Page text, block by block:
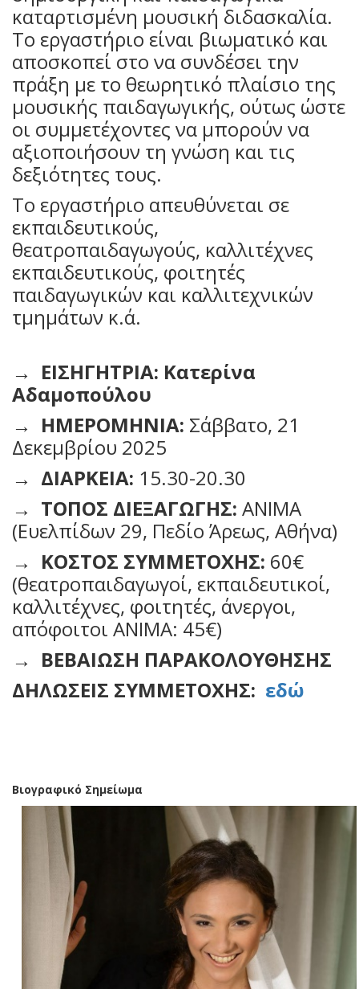
καταρτισμένη μουσική διδασκαλία.
Το εργαστήριο είναι βιωματικό και
αποσκοπεί στο να συνδέσει την
πράξη με το θεωρητικό πλαίσιο της
μουσικής παιδαγωγικής, ούτως ώστε
οι συμμετέχοντες να μπορούν να
αξιοποιήσουν τη γνώση και τις
δεξιότητες τους.
Το εργαστήριο απευθύνεται σε
εκπαιδευτικούς,
θεατροπαιδαγωγούς, καλλιτέχνες
εκπαιδευτικούς, φοιτητές
παιδαγωγικών και καλλιτεχνικών
τμημάτων κ.ά.
→ ΕΙΣΗΓΗΤΡΙΑ: Κατερίνα
Αδαμοπούλου
→ ΗΜΕΡΟΜΗΝΙΑ: Σάββατο, 21
Δεκεμβρίου 2025
→ ΔΙΑΡΚΕΙΑ: 15.30-20.30
→ ΤΟΠΟΣ ΔΙΕΞΑΓΩΓΗΣ: ΑΝΙΜΑ
(Ευελπίδων 29, Πεδίο Άρεως, Αθήνα)
→ ΚΟΣΤΟΣ ΣΥΜΜΕΤΟΧΗΣ: 60€
(θεατροπαιδαγωγοί, εκπαιδευτικοί,
καλλιτέχνες, φοιτητές, άνεργοι,
απόφοιτοι ΑΝΙΜΑ: 45€)
→ ΒΕΒΑΙΩΣΗ ΠΑΡΑΚΟΛΟΥΘΗΣΗΣ
ΔΗΛΩΣΕΙΣ ΣΥΜΜΕΤΟΧΗΣ: εδώ
Βιογραφικό Σημείωμα